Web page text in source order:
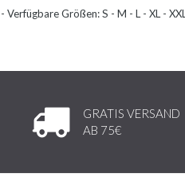
- Verfügbare Größen: S - M - L - XL - XXL
GRATIS VERSAND
AB 75€